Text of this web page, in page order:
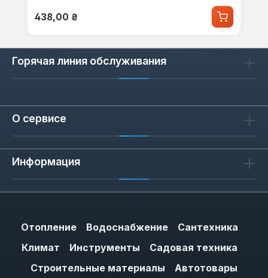
Обычная цена:
438,00 ₴
Горячая линия обслуживания
О сервисе
Информация
Отопление Водоснабжение
Сантехника
Климат
Инструменты
Садовая техника
Строительные материалы
Автотовары